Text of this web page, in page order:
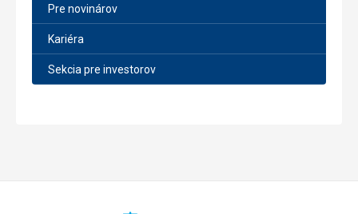
Pre novinárov
Kariéra
Sekcia pre investorov